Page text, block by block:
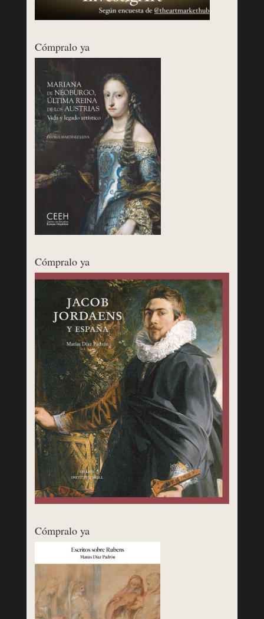
Cómpralo ya
Cómpralo ya
Cómpralo ya